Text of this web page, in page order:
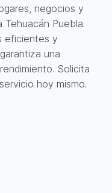
negocios y
Puebla.
eficientes y
una
Solicita
hoy mismo.